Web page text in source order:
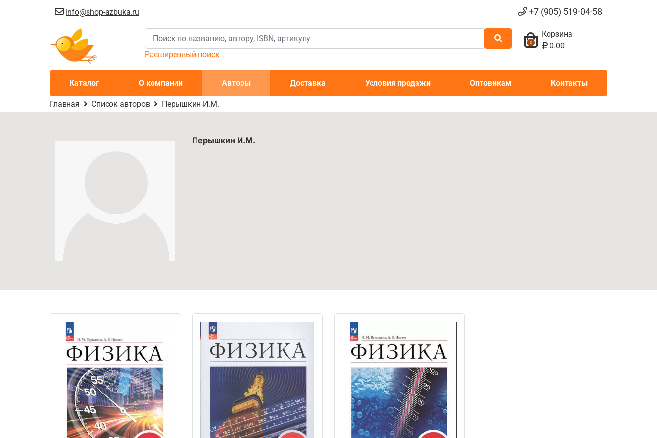
info@shop-azbuka.ru +7 (905) 519-04-58
Расширенный поиск
0
Корзина
0.00
Каталог О компании Авторы Доставка Условия продажи Оптовикам Контакты
Главная Список авторов Перышкин И.М.
Перышкин И.М.